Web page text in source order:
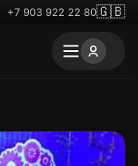
+7 903 922 22 80🇬🇧